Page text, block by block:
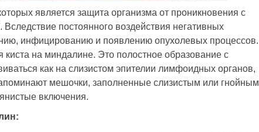
является защита организма от проникновения с
постоянного воздействия негативных
инфицированию и появлению опухолевых процессов.
киста на миндалине. Это полостное образование с
как на слизистом эпителии лимфоидных органов,
мешочки, заполненные слизистым или гнойным
включения.